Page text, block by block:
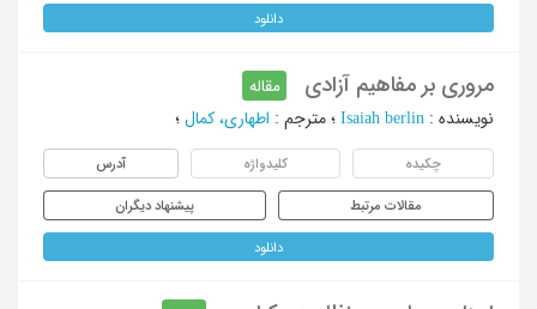
دانلود
مروری بر مفاهیم آزادی
مقاله
نویسنده :
Isaiah berlin ؛ مترجم : اطهاری، کمال ؛
چکیده کلیدواژه آدرس
مقالات مرتبط پیشنهاد دیگران
دانلود